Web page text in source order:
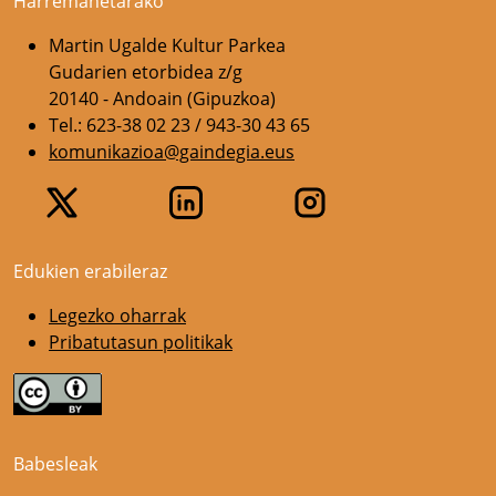
Martin Ugalde Kultur Parkea
Gudarien etorbidea z/g
20140 - Andoain (Gipuzkoa)
Tel.: 623-38 02 23 / 943-30 43 65
komunikazioa@gaindegia.eus
Edukien erabileraz
Legezko oharrak
Pribatutasun politikak
Babesleak